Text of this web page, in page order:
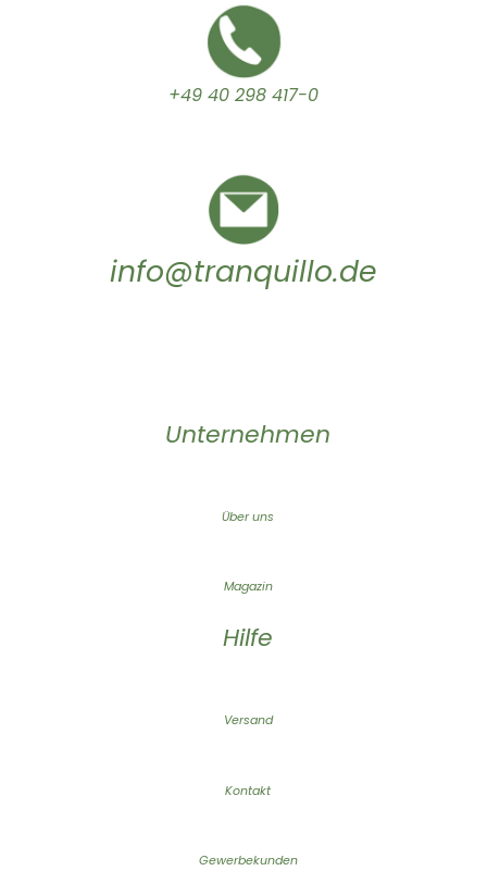
+49 40 298 417-0
info@tranquillo.de
Unternehmen
Über uns
Magazin
Hilfe
Versand
Kontakt
Gewerbekunden